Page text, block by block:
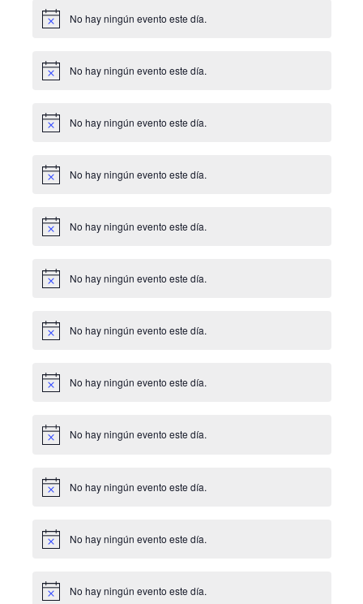
Aviso No hay ningún evento este día.
Aviso No hay ningún evento este día.
Aviso No hay ningún evento este día.
Aviso No hay ningún evento este día.
Aviso No hay ningún evento este día.
Aviso No hay ningún evento este día.
Aviso No hay ningún evento este día.
Aviso No hay ningún evento este día.
Aviso No hay ningún evento este día.
Aviso No hay ningún evento este día.
Aviso No hay ningún evento este día.
Aviso No hay ningún evento este día.